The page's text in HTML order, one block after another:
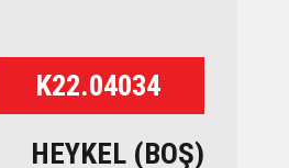
K22.04034
HEYKEL (BOŞ)